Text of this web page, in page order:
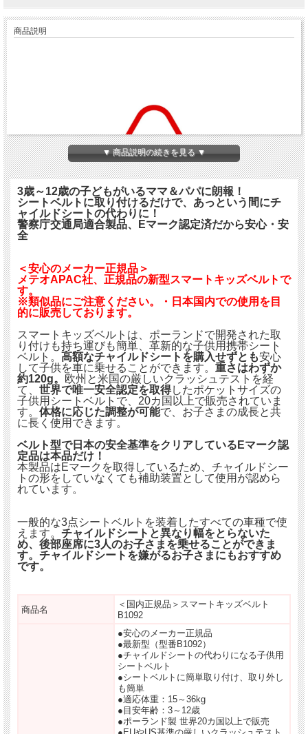
商品説明
▼ 商品説明の続きを見る ▼
3歳～12歳の子どもがいるママ＆パパに朗報！
シートベルトに取り付けるだけで、あっという間にチ
ャイルドシートの代わりに！
警察庁交通局適合製品、Eマーク認定済だから安心・安
全
＜安心のメーカー正規品＞
メテオAPAC社、正規品の新型スマートキッズベルトで
す。
※類似品にご注意ください。・日本国内での使用を目
的に販売しております。
スマートキッズベルトは、ポーランドで開発された取
り付けも持ち運びも簡単、革新的な子供用携帯シート
ベルト。 高額なチャイルドシートを購入せずとも安心
して子供を車に乗せることができます。 重さはわずか
約120g。 欧州と米国の厳しいクラッシュテストを経
て、 世界で唯一安全認定を取得したポケットサイズの
子供用シートベルトで、20カ国以上で販売されていま
す。 体格に応じた調整が可能で、お子さまの成長と共
に長く使用できます。
ベルト型で日本の安全基準をクリアしているEマーク認
定品は本品だけ！
本製品はEマークを取得しているため、チャイルドシー
トの形をしていなくても補助装置として使用が認めら
れています。
一般的な3点シートベルトを装着したすべての車種で使
えます。 チャイルドシートと異なり幅をとらないた
め、後部座席に3人のお子さまを乗せることができま
す。チャイルドシートを嫌がるお子さまにもおすすめ
です。
商品名
＜国内正規品＞スマートキッズベルト
B1092
●安心のメーカー正規品
●最新型（型番B1092）
●チャイルドシートの代わりになる子供用
シートベルト
●シートベルトに簡単取り付け、取り外し
も簡単
●適応体重：15～36kg
●目安年齢：3～12歳
●ポーランド製 世界20カ国以上で販売